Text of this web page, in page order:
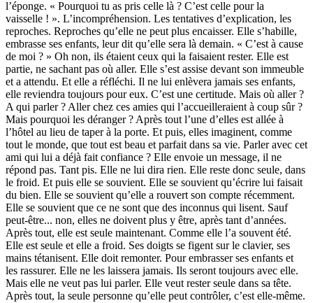
l’éponge. « Pourquoi tu as pris celle là ? C’est celle pour la
vaisselle ! ». L’incompréhension. Les tentatives d’explication, les
reproches. Reproches qu’elle ne peut plus encaisser. Elle s’habille,
embrasse ses enfants, leur dit qu’elle sera là demain. « C’est à cause
de moi ? » Oh non, ils étaient ceux qui la faisaient rester. Elle est
partie, ne sachant pas où aller. Elle s’est assise devant son immeuble
et a attendu. Et elle a réfléchi. Il ne lui enlèvera jamais ses enfants,
elle reviendra toujours pour eux. C’est une certitude. Mais où aller ?
A qui parler ? Aller chez ces amies qui l’accueilleraient à coup sûr ?
Mais pourquoi les déranger ? Après tout l’une d’elles est allée à
l’hôtel au lieu de taper à la porte. Et puis, elles imaginent, comme
tout le monde, que tout est beau et parfait dans sa vie. Parler avec cet
ami qui lui a déjà fait confiance ? Elle envoie un message, il ne
répond pas. Tant pis. Elle ne lui dira rien. Elle reste donc seule, dans
le froid. Et puis elle se souvient. Elle se souvient qu’écrire lui faisait
du bien. Elle se souvient qu’elle a rouvert son compte récemment.
Elle se souvient que ce ne sont que des inconnus qui lisent. Sauf
peut-être... non, elles ne doivent plus y être, après tant d’années.
Après tout, elle est seule maintenant. Comme elle l’a souvent été.
Elle est seule et elle a froid. Ses doigts se figent sur le clavier, ses
mains tétanisent. Elle doit remonter. Pour embrasser ses enfants et
les rassurer. Elle ne les laissera jamais. Ils seront toujours avec elle.
Mais elle ne veut pas lui parler. Elle veut rester seule dans sa tête.
Après tout, la seule personne qu’elle peut contrôler, c’est elle-même.